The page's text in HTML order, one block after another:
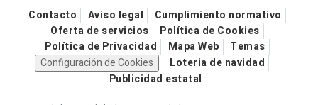
Contacto Aviso legal
Cumplimiento normativo
Oferta de servicios
Política de Cookies
Política de Privacidad
Mapa Web
Temas
Configuración de Cookies
Loteria de navidad
Publicidad estatal